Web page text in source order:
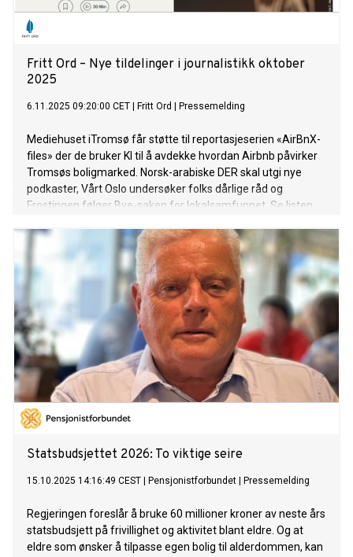
Fritt Ord – Nye tildelinger i journalistikk oktober
2025
6.11.2025 09:20:00 CET Fritt Ord Pressemelding
Mediehuset iTromsø får støtte til reportasjeserien «AirBnX-
files» der de bruker KI til å avdekke hvordan Airbnb påvirker
Tromsøs boligmarked. Norsk-arabiske DER skal utgi nye
podkaster, Vårt Oslo undersøker folks dårlige råd og
Frostingen følger Bye-saken for lokalsamfunnet. Se listen
Statsbudsjettet 2026: To viktige seire
15.10.2025 14:16:49 CEST Pensjonistforbundet Pressemelding
Regjeringen foreslår å bruke 60 millioner kroner av neste års
statsbudsjett på frivillighet og aktivitet blant eldre. Og at
eldre som ønsker å tilpasse egen bolig til alderdommen, kan